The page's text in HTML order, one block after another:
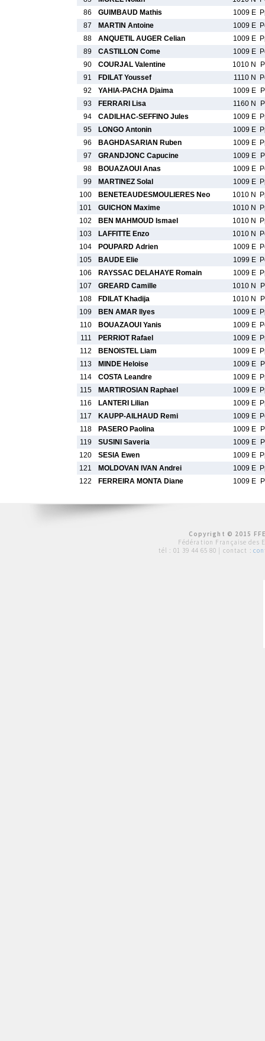
86
GUIMBAUD Mathis 1009 E
87
MARTIN Antoine 1009 E
88
ANQUETIL AUGER Celian 1009 E
89
CASTILLON Come 1009 E
90
COURJAL Valentine 1010 N
91
FDILAT Youssef 1110 N
92
YAHIA-PACHA Djaima 1009 E
93
FERRARI Lisa 1160 N
94
CADILHAC-SEFFINO Jules 1009 E
95
LONGO Antonin 1009 E
96
BAGHDASARIAN Ruben 1009 E
97
GRANDJONC Capucine 1009 E
98
BOUAZAOUI Anas 1009 E
99
MARTINEZ Solal 1009 E
100
BENETEAUDESMOULIERES Neo 1010 N
101
GUICHON Maxime 1010 N
102
BEN MAHMOUD Ismael 1010 N
103
LAFFITTE Enzo 1010 N
104
POUPARD Adrien 1009 E
105
BAUDE Elie 1099 E
106
RAYSSAC DELAHAYE Romain 1009 E
107
GREARD Camille 1010 N
108
FDILAT Khadija 1010 N
109
BEN AMAR Ilyes 1009 E
110
BOUAZAOUI Yanis 1009 E
111
PERRIOT Rafael 1009 E
112
BENOISTEL Liam 1009 E
113
MINDE Heloise 1009 E
114
COSTA Leandre 1009 E
115
MARTIROSIAN Raphael 1009 E
116
LANTERI Lilian 1009 E
117
KAUPP-AILHAUD Remi 1009 E
118
PASERO Paolina 1009 E
119
SUSINI Saveria 1009 E
120
SESIA Ewen 1009 E
121
MOLDOVAN IVAN Andrei 1009 E
122
FERREIRA MONTA Diane 1009 E
Copyright © 2015
Fédération Française des
tél : 01 39 44 65 80 | contact :